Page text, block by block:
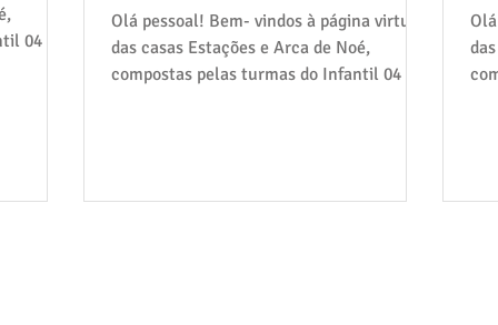
04 e
Olá pessoal! Bem- vindos à página virtual
das casas Estações e Arca de Noé,
compostas pelas turmas do Infantil 04 e